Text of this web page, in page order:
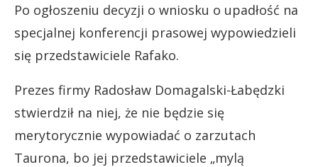
Po ogłoszeniu decyzji o wniosku o upadłość na
specjalnej konferencji prasowej wypowiedzieli
się przedstawiciele Rafako.
Prezes firmy Radosław Domagalski-Łabędzki
stwierdził na niej, że nie będzie się
merytorycznie wypowiadać o zarzutach
Taurona, bo jej przedstawiciele „mylą